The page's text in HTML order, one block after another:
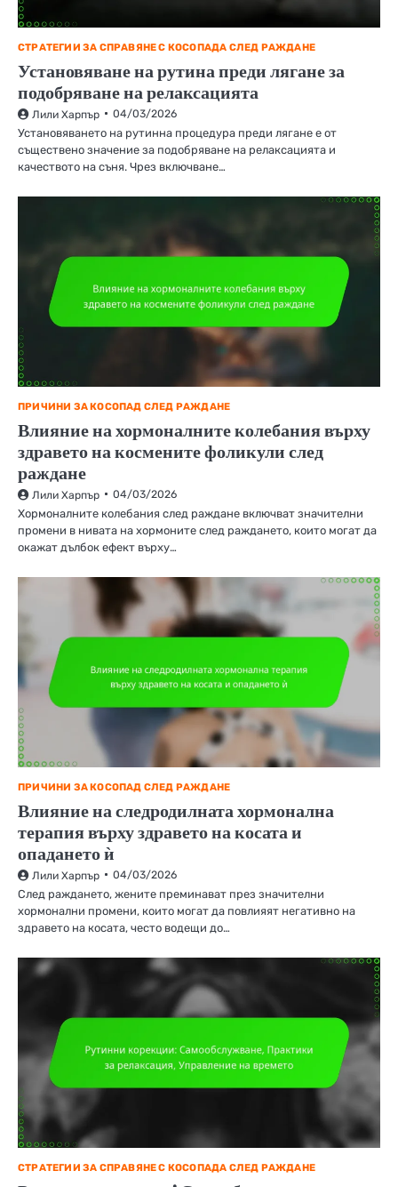
СТРАТЕГИИ ЗА СПРАВЯНЕ С КОСОПАДА СЛЕД РАЖДАНЕ
Установяване на рутина преди лягане за
подобряване на релаксацията
Лили Харпър 04/03/2026
Установяването на рутинна процедура преди лягане е от
съществено значение за подобряване на релаксацията и
качеството на съня. Чрез включване…
ПРИЧИНИ ЗА КОСОПАД СЛЕД РАЖДАНЕ
Влияние на хормоналните колебания върху
здравето на космените фоликули след
раждане
Лили Харпър 04/03/2026
Хормоналните колебания след раждане включват значителни
промени в нивата на хормоните след раждането, които могат да
окажат дълбок ефект върху…
ПРИЧИНИ ЗА КОСОПАД СЛЕД РАЖДАНЕ
Влияние на следродилната хормонална
терапия върху здравето на косата и
опадането ѝ
Лили Харпър 04/03/2026
След раждането, жените преминават през значителни
хормонални промени, които могат да повлияят негативно на
здравето на косата, често водещи до…
СТРАТЕГИИ ЗА СПРАВЯНЕ С КОСОПАДА СЛЕД РАЖДАНЕ